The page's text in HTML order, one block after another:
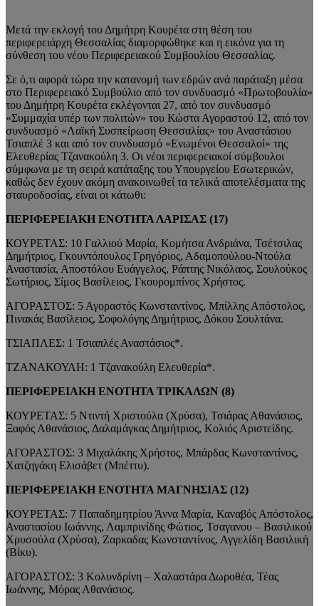
Μετά την εκλογή του Δημήτρη Κουρέτα στη θέση του
περιφερειάρχη Θεσσαλίας διαμορφώθηκε και η εικόνα για τη
σύνθεση του νέου Περιφερειακού Συμβουλίου Θεσσαλίας.
Σε ό,τι αφορά τώρα την κατανομή των εδρών ανά παράταξη μέσα
στο Περιφερειακό Συμβούλιο από τον συνδυασμό «Πρωτοβουλία»
του Δημήτρη Κουρέτα εκλέγονται 27, από τον συνδυασμό
«Συμμαχία υπέρ των πολιτών» του Κώστα Αγοραστού 12, από τον
συνδυασμό «Λαϊκή Συσπείρωση Θεσσαλίας» του Αναστάσιου
Τσιαπλέ 3 και από τον συνδυασμό «Ενωμένοι Θεσσαλοί» της
Ελευθερίας Τζανακούλη 3. Οι νέοι περιφερειακοί σύμβουλοι
σύμφωνα με τη σειρά κατάταξης του Υπουργείου Εσωτερικών,
καθώς δεν έχουν ακόμη ανακοινωθεί τα τελικά αποτελέσματα της
σταυροδοσίας, είναι οι κάτωθι:
ΠΕΡΙΦΕΡΕΙΑΚΗ ΕΝΟΤΗΤΑ ΛΑΡΙΣΑΣ (17)
ΚΟΥΡΕΤΑΣ: 10 Γαλλιού Μαρία, Κομήτσα Ανδριάνα, Τσέτσιλας
Δημήτριος, Γκουντόπουλος Γρηγόριος, Αδαμοπούλου-Ντούλα
Αναστασία, Αποστόλου Ευάγγελος, Ράπτης Νικόλαος, Σουλούκος
Σωτήριος, Σίμος Βασίλειος, Γκουρομπίνος Χρήστος.
ΑΓΟΡΑΣΤΟΣ: 5 Αγοραστός Κωνσταντίνος, Μπίλλης Απόστολος,
Πινακάς Βασίλειος, Σοφολόγης Δημήτριος, Δόκου Σουλτάνα.
ΤΣΙΑΠΛΕΣ: 1 Τσιαπλές Αναστάσιος*.
ΤΖΑΝΑΚΟΥΛΗ: 1 Τζανακούλη Ελευθερία*.
ΠΕΡΙΦΕΡΕΙΑΚΗ ΕΝΟΤΗΤΑ ΤΡΙΚΑΛΩΝ (8)
ΚΟΥΡΕΤΑΣ: 5 Ντιντή Χριστούλα (Χρύσα), Τσιάρας Αθανάσιος,
Ξαφός Αθανάσιος, Δαλαμάγκας Δημήτριος, Κολιός Αριστείδης.
ΑΓΟΡΑΣΤΟΣ: 3 Μιχαλάκης Χρήστος, Μπάρδας Κωνσταντίνος,
Χατζηγάκη Ελισάβετ (Μπέττυ).
ΠΕΡΙΦΕΡΕΙΑΚΗ ΕΝΟΤΗΤΑ ΜΑΓΝΗΣΙΑΣ (12)
ΚΟΥΡΕΤΑΣ: 7 Παπαδημητρίου Άννα Μαρία, Καναβός Απόστολος,
Αναστασίου Ιωάννης, Λαμπρινίδης Φώτιος, Τσαγανου – Βασιλικού
Χρυσούλα (Χρύσα), Ζαρκαδας Κωνσταντίνος, Αγγελίδη Βασιλική
(Βίκυ).
ΑΓΟΡΑΣΤΟΣ: 3 Κολυνδρίνη – Χαλαστάρα Δωροθέα, Τέας
Ιωάννης, Μόρας Αθανάσιος.